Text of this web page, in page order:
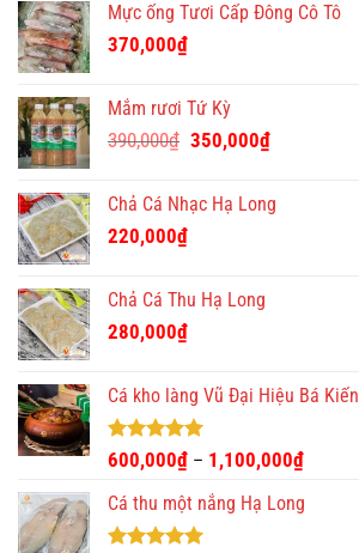
Mực ống Tươi Cấp Đông Cô Tô
370,000₫
Mắm rươi Tứ Kỳ
390,000₫ Giá
390,000₫.
350,000₫Giá
là:
Chả Cá Nhạc Hạ Long
220,000₫
Chả Cá Thu Hạ Long
280,000₫
Cá kho làng Vũ Đại Hiệu Bá Kiến
Được xếp
hạng
4.93
5 sao
600,000₫ – 1,100,000₫
Cá thu một nắng Hạ Long